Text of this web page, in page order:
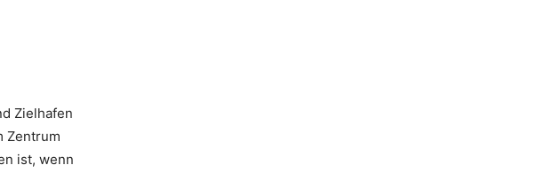
Zielhafen
Zentrum
ist, wenn